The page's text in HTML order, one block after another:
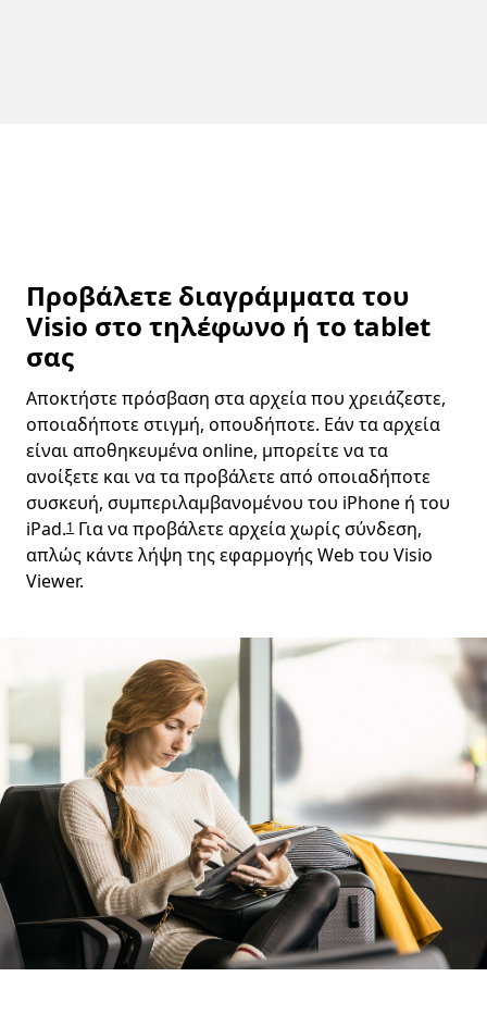
Προβάλετε διαγράμματα του
Visio στο τηλέφωνο ή το tablet
σας
Αποκτήστε πρόσβαση στα αρχεία που χρειάζεστε,
οποιαδήποτε στιγμή, οπουδήποτε. Εάν τα αρχεία
είναι αποθηκευμένα online, μπορείτε να τα
ανοίξετε και να τα προβάλετε από οποιαδήποτε
συσκευή, συμπεριλαμβανομένου του iPhone ή του
iPad.1 Για να προβάλετε αρχεία χωρίς σύνδεση,
απλώς κάντε λήψη της εφαρμογής Web του Visio
Viewer.